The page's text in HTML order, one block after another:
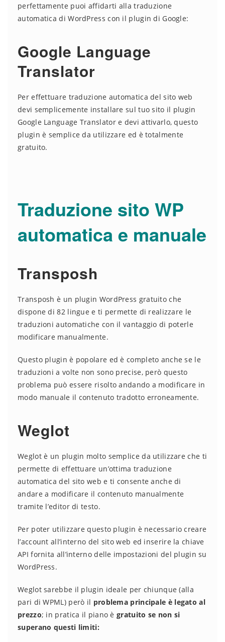
perfettamente puoi affidarti alla traduzione
automatica di WordPress con il plugin di Google:
Google Language
Translator
Per effettuare traduzione automatica del sito web
devi semplicemente installare sul tuo sito il plugin
Google Language Translator e devi attivarlo, questo
plugin è semplice da utilizzare ed è totalmente
gratuito.
Traduzione sito WP
automatica e manuale
Transposh
Transposh è un plugin WordPress gratuito che
dispone di 82 lingue e ti permette di realizzare le
traduzioni automatiche con il vantaggio di poterle
modificare manualmente.
Questo plugin è popolare ed è completo anche se le
traduzioni a volte non sono precise, però questo
problema può essere risolto andando a modificare in
modo manuale il contenuto tradotto erroneamente.
Weglot
Weglot è un plugin molto semplice da utilizzare che ti
permette di effettuare un’ottima traduzione
automatica del sito web e ti consente anche di
andare a modificare il contenuto manualmente
tramite l’editor di testo.
Per poter utilizzare questo plugin è necessario creare
l’account all’interno del sito web ed inserire la chiave
API fornita all’interno delle impostazioni del plugin su
WordPress.
Weglot sarebbe il plugin ideale per chiunque (alla
pari di WPML) però il problema principale è legato al
prezzo; in pratica il piano ègratuito se non si
superano questi limiti: